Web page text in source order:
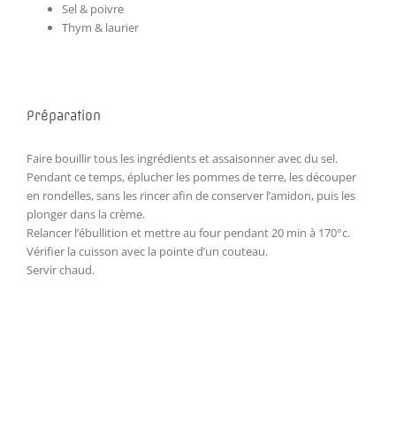
Sel & poivre
Thym & laurier
Préparation
Faire bouillir tous les ingrédients et assaisonner avec du sel.
Pendant ce temps, éplucher les pommes de terre, les découper
en rondelles, sans les rincer afin de conserver l’amidon, puis les
plonger dans la crème.
Relancer l’ébullition et mettre au four pendant 20 min à 170°c.
Vérifier la cuisson avec la pointe d’un couteau.
Servir chaud.